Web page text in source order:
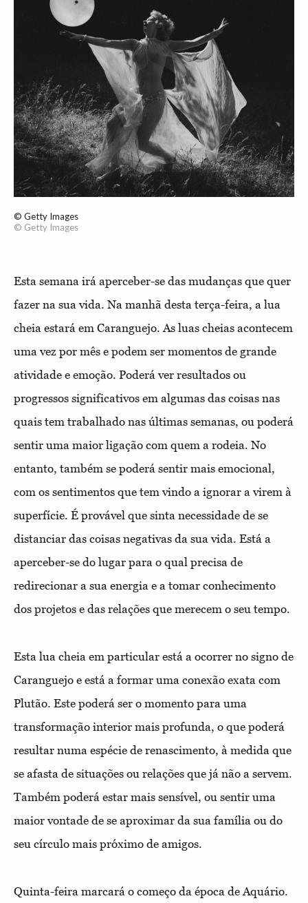
© Getty Images
© Getty Images
Esta semana irá aperceber-se das mudanças que quer
fazer na sua vida. Na manhã desta terça-feira, a lua
cheia estará em Caranguejo. As luas cheias acontecem
uma vez por mês e podem ser momentos de grande
atividade e emoção. Poderá ver resultados ou
progressos significativos em algumas das coisas nas
quais tem trabalhado nas últimas semanas, ou poderá
sentir uma maior ligação com quem a rodeia. No
entanto, também se poderá sentir mais emocional,
com os sentimentos que tem vindo a ignorar a virem à
superfície. É provável que sinta necessidade de se
distanciar das coisas negativas da sua vida. Está a
aperceber-se do lugar para o qual precisa de
redirecionar a sua energia e a tomar conhecimento
dos projetos e das relações que merecem o seu tempo.
Esta lua cheia em particular está a ocorrer no signo de
Caranguejo e está a formar uma conexão exata com
Plutão. Este poderá ser o momento para uma
transformação interior mais profunda, o que poderá
resultar numa espécie de renascimento, à medida que
se afasta de situações ou relações que já não a servem.
Também poderá estar mais sensível, ou sentir uma
maior vontade de se aproximar da sua família ou do
seu círculo mais próximo de amigos.
Quinta-feira marcará o começo da época de Aquário.